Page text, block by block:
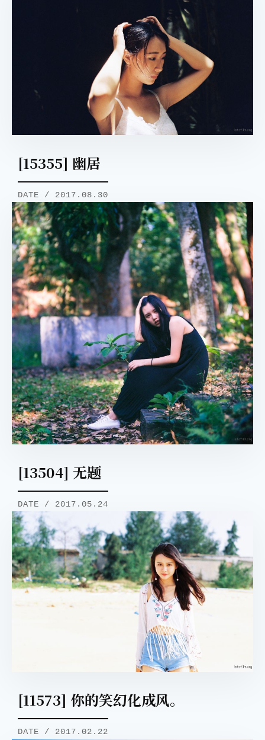
[15355] 幽居
DATE / 2017.08.30
[13504] 无题
DATE / 2017.05.24
[11573] 你的笑幻化成风。
DATE / 2017.02.22